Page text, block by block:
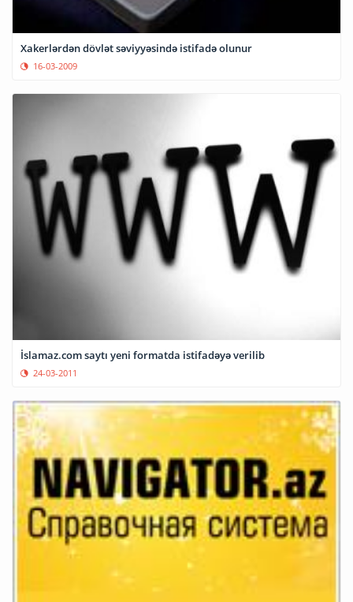
Xakerlərdən dövlət səviyyəsində istifadə olunur
16-03-2009
İslamaz.com saytı yeni formatda istifadəyə verilib
24-03-2011